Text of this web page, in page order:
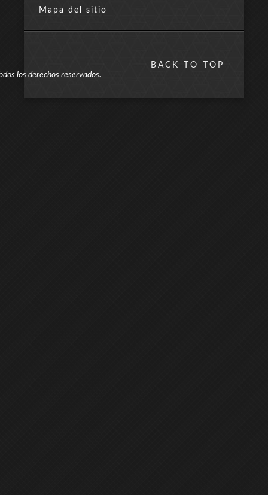
Mapa del sitio
los derechos reservados.
BACK TO TOP